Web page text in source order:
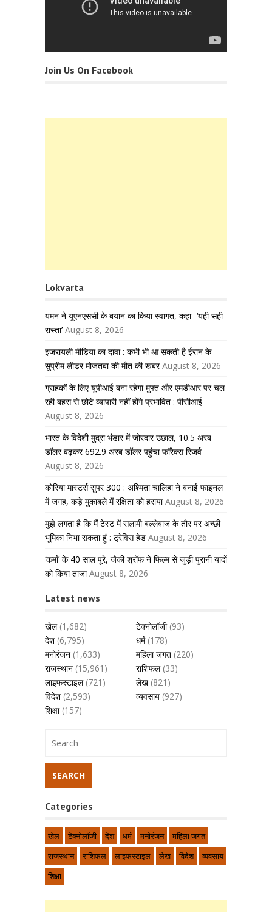
Join Us On Facebook
Lokvarta
यमन ने यूएनएससी के बयान का किया स्वागत, कहा- ‘यही सही
रास्ता’ August 8, 2026
इजरायली मीडिया का दावा : कभी भी आ सकती है ईरान के
सुप्रीम लीडर मोजतबा की मौत की खबर August 8, 2026
ग्राहकों के लिए यूपीआई बना रहेगा मुफ्त और एमडीआर पर चल
रही बहस से छोटे व्यापारी नहीं होंगे प्रभावित : पीसीआई
August 8, 2026
भारत के विदेशी मुद्रा भंडार में जोरदार उछाल, 10.5 अरब
डॉलर बढ़कर 692.9 अरब डॉलर पहुंचा फॉरेक्स रिजर्व
August 8, 2026
कोरिया मास्टर्स सुपर 300 : अश्मिता चालिहा ने बनाई फाइनल
में जगह, कड़े मुकाबले में रक्षिता को हराया August 8, 2026
मुझे लगता है कि मैं टेस्ट में सलामी बल्लेबाज के तौर पर अच्छी
भूमिका निभा सकता हूं : ट्रेविस हेड August 8, 2026
‘कर्मा’ के 40 साल पूरे, जैकी श्रॉफ ने फिल्म से जुड़ी पुरानी यादों
को किया ताजा August 8, 2026
Latest news
खेल(1,682) टेक्नोलॉजी(93)
देश(6,795) धर्म(178)
मनोरंजन (1,633) महिला जगत (220)
राजस्थान (15,961) राशिफल(33)
लाइफस्टाइल(721) लेख (821)
विदेश(2,593) व्यवसाय (927)
शिक्षा(157)
Categories
खेल टेक्नोलॉजी देश धर्म मनोरंजन
महिला जगत
राजस्थान
राशिफल लाइफस्टाइल लेख विदेश
व्यवसाय
शिक्षा